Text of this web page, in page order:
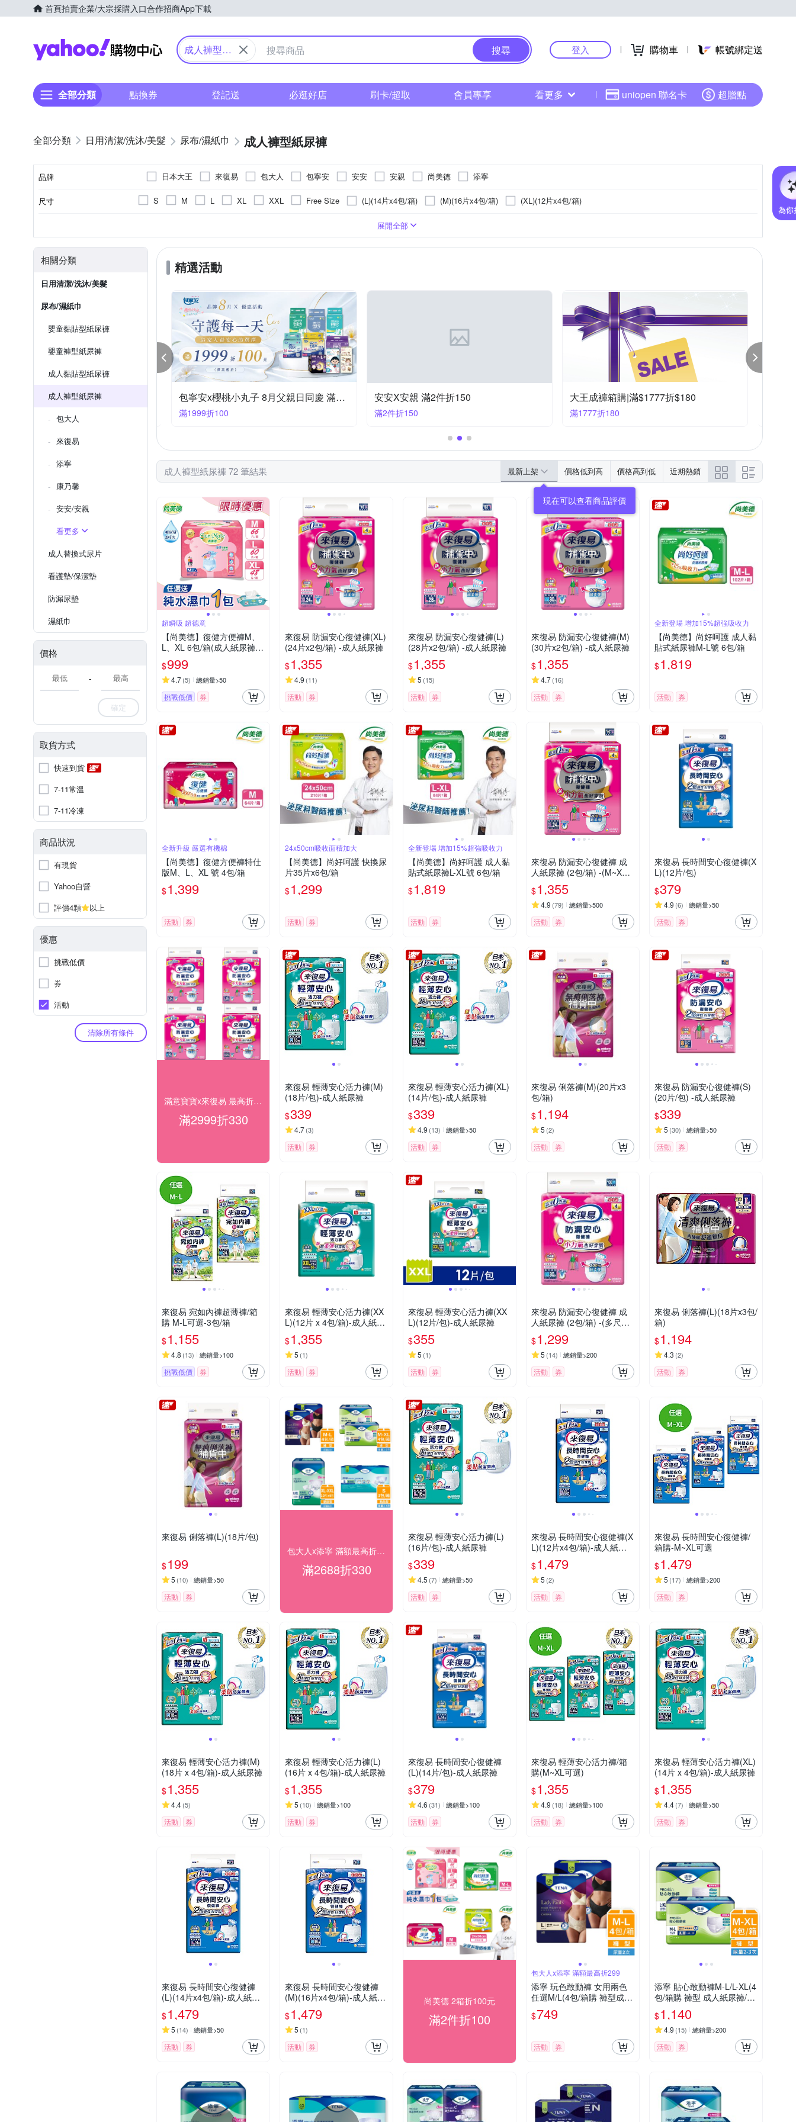
首頁拍賣企業/大宗採購入口合作招商App下載
Yahoo購物中心
成人褲型紙
搜尋 登入 購物車 帳號綁定送
全部分類 點換券 登記送 必逛好店 刷卡/超取 會員專享 看更多 uniopen 聯名卡 超贈點
日用清潔/洗沐/美髮 尿布/濕紙巾 成人褲型紙尿褲
品牌 日本大王 來復易 包大人 包寧安 安安 安親 尚美德 添寧
尺寸 S M L XL XXL Free Size (L)(14片x4包/箱) (M)(16片x4包/箱) (XL)(12片x4包/箱)
展開全部
相關分類
日用清潔/洗沐/美髮
尿布/濕紙巾
嬰童黏貼型紙尿褲
嬰童褲型紙尿褲
成人黏貼型紙尿褲
成人褲型紙尿褲
包大人
來復易
添寧
康乃馨
安安/安親
看更多
成人替換式尿片
看護墊/保潔墊
防漏尿墊
濕紙巾
價格
-
確定
取貨方式
快速到貨
7-11常溫
7-11冷凍
商品狀況
有現貨
Yahoo自營
評價4顆
以上
優惠
挑戰低價
券
活動
清除所有條件
精選活動
x添寧 滿額最高折330 包寧安x櫻桃小丸子 8月父親日同慶 滿額折百
滿1999折100
安安X安親 滿2件折150
滿2件折150
大王成褲箱購|滿$1777折$180
滿1777折180
成人褲型紙尿褲 72 筆結果 最新上架 價格低到高 價格高到低 近期熱銷
超瞬吸 超德意
【尚美德】復健方便褲M、
L、XL 6包/箱(成人紙尿褲
復健褲 褲型紙尿褲)尺寸任
選
$999
4.7(5) 總銷量>50
挑戰低價 券
補貨中
來復易 防漏安心復健褲(XL)
(24片x2包/箱) -成人紙尿褲
$1,355
4.9 (11)
活動 券
補貨中
來復易 防漏安心復健褲(L)
(28片x2包/箱) -成人紙尿褲
$1,355
5 (15)
活動 券
補貨中
來復易 防漏安心復健褲(M)
(30片x2包/箱) -成人紙尿褲
$1,355
4.7(16)
活動 券
全新登場 增加15%超強吸收力
【尚美德】尚好呵護 成人黏
貼式紙尿褲M-L號 6包/箱
$1,819
活動 券
全新升級 嚴選有機棉
【尚美德】復健方便褲特仕
版M、L、XL 號 4包/箱
$1,399
活動 券
24x50cm吸收面積加大
【尚美德】尚好呵護 快換尿
片35片x6包/箱
$1,299
活動 券
全新登場 增加15%超強吸收力
【尚美德】尚好呵護 成人黏
貼式紙尿褲L-XL號 6包/箱
$1,819
活動 券
補貨中
來復易 防漏安心復健褲 成
人紙尿褲 (2包/箱) -(M~XL
可選)
$1,355
4.9 (79) 總銷量>500
活動 券
來復易 長時間安心復健褲(X
L)(12片/包)
$379
4.9 (6) 總銷量>50
活動 券
滿意寶寶x來復易 最高折330
滿2999折330
來復易 輕薄安心活力褲(M)
(18片/包)-成人紙尿褲
$339
4.7(3)
活動 券
來復易 輕薄安心活力褲(XL)
(14片/包)-成人紙尿褲
$339
4.9 (13) 總銷量>50
活動 券
補貨中
來復易 俐落褲(M)(20片x3
包/箱)
$1,194
5 (2)
活動 券
來復易 防漏安心復健褲(S)
(20片/包) -成人紙尿褲
$339
5 (30) 總銷量>50
活動 券
來復易 宛如內褲超薄褲/箱
購 M-L可選-3包/箱
$1,155
4.8 (13) 總銷量>100
挑戰低價 券
來復易 輕薄安心活力褲(XX
L)(12片 x 4包/箱)-成人紙尿
$1,355
5 (1)
活動 券
來復易 輕薄安心活力褲(XX
L)(12片/包)-成人紙尿褲
$355
5 (1)
活動 券
來復易 防漏安心復健褲 成
人紙尿褲 (2包/箱) -(多尺寸
可選)
$1,299
5 (14) 總銷量>200
活動 券
補貨中
來復易 俐落褲(L)(18片x3包/
箱)
$1,194
4.3 (2)
活動 券
補貨中
來復易 俐落褲(L)(18片/包)
$199
5 (10) 總銷量>50
活動 券
包大人x添寧 滿額最高折330
滿2688折330
來復易 輕薄安心活力褲(L)
(16片/包)-成人紙尿褲
$339
4.5 (7) 總銷量>50
活動 券
來復易 長時間安心復健褲(X
L)(12片x4包/箱)-成人紙尿
$1,479
5 (2)
活動 券
來復易 長時間安心復健褲/
箱購-M~XL可選
$1,479
5 (17) 總銷量>200
活動 券
來復易 輕薄安心活力褲(M)
(18片 x 4包/箱)-成人紙尿褲
$1,355
4.4(5)
活動 券
來復易 輕薄安心活力褲(L)
(16片 x 4包/箱)-成人紙尿褲
$1,355
5 (10) 總銷量>100
活動 券
來復易 長時間安心復健褲
(L)(14片/包)-成人紙尿褲
$379
4.6 (31) 總銷量>100
活動 券
來復易 輕薄安心活力褲/箱
購(M~XL可選)
$1,355
4.9 (18) 總銷量>100
活動 券
來復易 輕薄安心活力褲(XL)
(14片 x 4包/箱)-成人紙尿褲
$1,355
4.4(7) 總銷量>50
活動 券
來復易 長時間安心復健褲
(L)(14片x4包/箱)-成人紙尿
$1,479
5 (14) 總銷量>50
活動 券
來復易 長時間安心復健褲
(M)(16片x4包/箱)-成人紙尿
$1,479
5 (1)
活動 券
尚美德 2箱折100元
滿2件折100
包大人x添寧 滿額最高折299
添寧 玩色敢動褲 女用兩色
任選M/L(4包/箱購 褲型成人
紙尿褲/復健褲/玩色褲)
$749
活動 券
添寧 貼心敢動褲M-L/L-XL(4
包/箱購 褲型 成人紙尿褲/復
健褲)
$1,140
4.9 (15) 總銷量>200
活動 券